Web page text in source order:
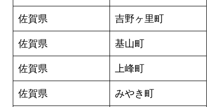
佐賀県 吉野ヶ里町
佐賀県 基山町
佐賀県 上峰町
佐賀県 みやき町